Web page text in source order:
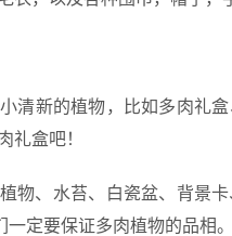
清新的植物，比如多肉礼
礼盒吧！
物、水苔、白瓷盆、背景
定要保证多肉植物的品相。